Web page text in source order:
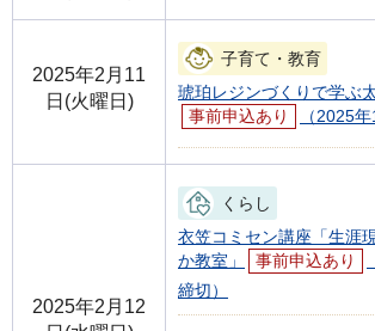
2025年2月11
日(火曜日)
子育て・教育
琥珀レジンづくりで学ぶ
事前申込あり
（2025
2025年2月12
くらし
衣笠コミセン講座「生涯
か教室」
事前申込あり
締切）